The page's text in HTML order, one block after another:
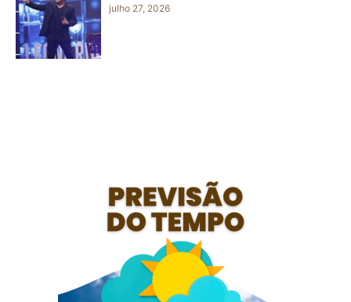
julho 27, 2026